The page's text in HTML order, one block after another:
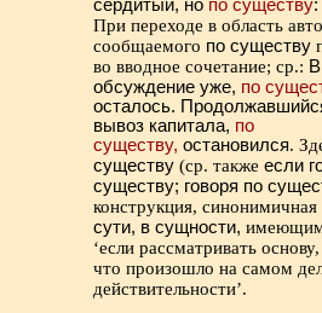
сердитый, но по существу:
При переходе в область
сообщаемого по существу
во вводное сочетание; ср.:
обсуждение уже, по
осталось.
вывоз капитала, по
существу, остановился.
существу (ср. такжеесли
существу; говоря по
конструкция, синонимичная
сути, в сущности, имеющим
‘если рассматривать
что произошло на самом
действительности’.